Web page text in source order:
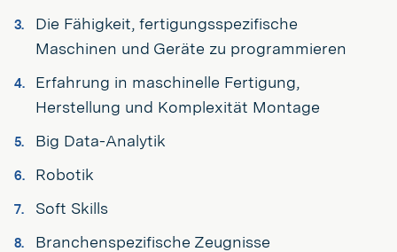
Die Fähigkeit, fertigungsspezifische
Maschinen und Geräte zu programmieren
Erfahrung in maschinelle Fertigung,
Herstellung und Komplexität Montage
Big Data-Analytik
Robotik
Soft Skills
Branchenspezifische Zeugnisse